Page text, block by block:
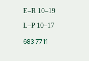
E–R 10–19
L–P 10–17
683 7711